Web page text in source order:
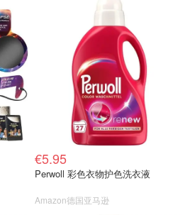
€5.95
Perwoll 彩色衣物护色洗衣液
Amazon德国亚马逊